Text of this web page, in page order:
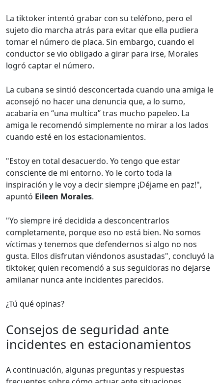
La tiktoker intentó grabar con su teléfono, pero el
sujeto dio marcha atrás para evitar que ella pudiera
tomar el número de placa. Sin embargo, cuando el
conductor se vio obligado a girar para irse, Morales
logró captar el número.
La cubana se sintió desconcertada cuando una amiga le
aconsejó no hacer una denuncia que, a lo sumo,
acabaría en “una multica” tras mucho papeleo. La
amiga le recomendó simplemente no mirar a los lados
cuando esté en los estacionamientos.
"Estoy en total desacuerdo. Yo tengo que estar
consciente de mi entorno. Yo le corto toda la
inspiración y le voy a decir siempre ¡Déjame en paz!",
apuntó Eileen Morales.
"Yo siempre iré decidida a desconcentrarlos
completamente, porque eso no está bien. No somos
víctimas y tenemos que defendernos si algo no nos
gusta. Ellos disfrutan viéndonos asustadas", concluyó la
tiktoker, quien recomendó a sus seguidoras no dejarse
amilanar nunca ante incidentes parecidos.
¿Tú qué opinas?
Consejos de seguridad ante
incidentes en estacionamientos
A continuación, algunas preguntas y respuestas